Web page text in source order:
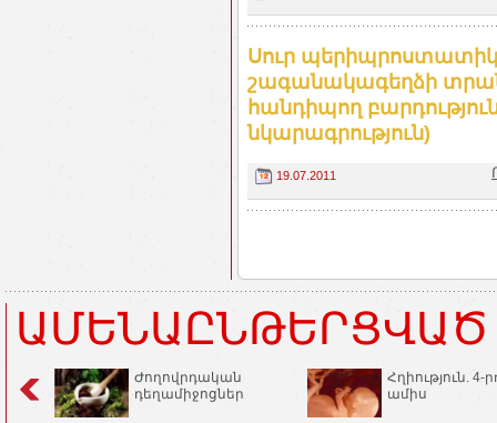
Սուր
շագանակագեղձի
հանդիպող
նկարագրություն)
19.07.2011
Ժողովրդական
դեղամիջոցներ
Հղիություն. 4-
ամիս